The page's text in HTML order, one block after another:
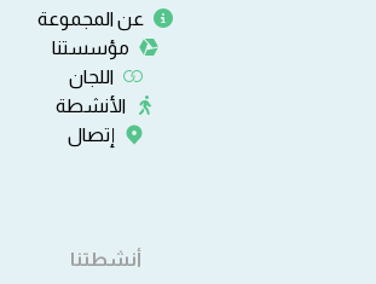
عن المجموعة
مؤسستنا
اللجان
الأنشطة
إتصال
أنشطتنا